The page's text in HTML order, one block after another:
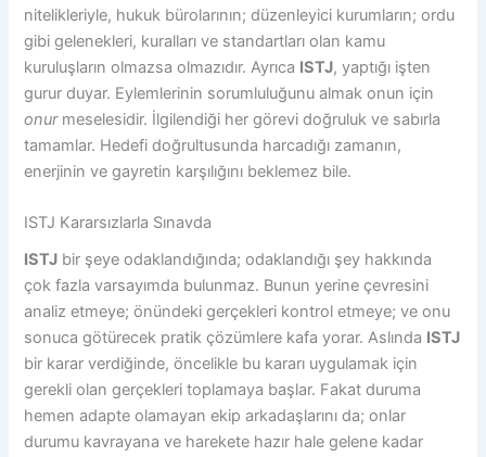
nitelikleriyle, hukuk bürolarının; düzenleyici kurumların; ordu
gibi gelenekleri, kuralları ve standartları olan kamu
kuruluşların olmazsa olmazıdır. Ayrıca ISTJ, yaptığı işten
gurur duyar. Eylemlerinin sorumluluğunu almak onun için
onurmeselesidir. İlgilendiği her görevi doğruluk ve sabırla
tamamlar. Hedefi doğrultusunda harcadığı zamanın,
enerjinin ve gayretin karşılığını beklemez bile.
ISTJ Kararsızlarla Sınavda
ISTJ bir şeye odaklandığında; odaklandığı şey hakkında
çok fazla varsayımda bulunmaz. Bunun yerine çevresini
analiz etmeye; önündeki gerçekleri kontrol etmeye; ve onu
sonuca götürecek pratik çözümlere kafa yorar. Aslında ISTJ
bir karar verdiğinde, öncelikle bu kararı uygulamak için
gerekli olan gerçekleri toplamaya başlar. Fakat duruma
hemen adapte olamayan ekip arkadaşlarını da; onlar
durumu kavrayana ve harekete hazır hale gelene kadar